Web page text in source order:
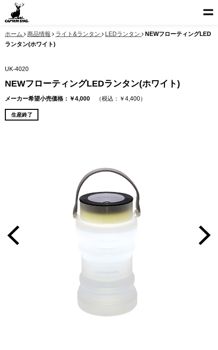
ホーム 商品情報 ライト&ランタン LEDランタン
NEWフローティングLED
ランタン(ホワイト)
UK-4020
NEWフローティングLEDランタン(ホワイト)
メーカー希望小売価格：￥4,000 （税込：￥4,400）
生産終了